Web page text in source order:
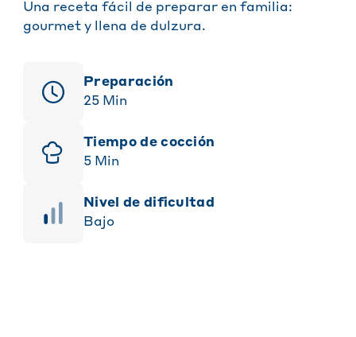
Una receta fácil de preparar en familia:
gourmet y llena de dulzura.
Preparación
25 Min
Tiempo de cocción
5 Min
Nivel de dificultad
Bajo